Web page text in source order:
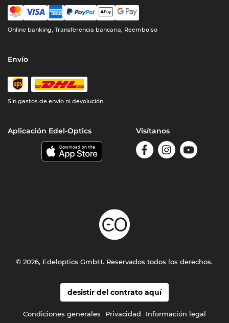
Online banking, Transferencia bancaria, Reembolso
Envío
Sin gastos de envío ni devolución
Aplicación Edel-Optics Visítanos
desistir del contrato aquí
Condiciones generales Privacidad Información legal
© 2026, Edeloptics GmbH. Reservados todos los derechos.